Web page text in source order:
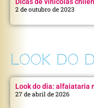
2 de outubro de 2023
LOOK DO
Look do dia: alfaiataria
27 de abril de 2026